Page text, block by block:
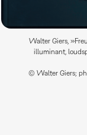
Walter Giers,
illuminant,
© Walter Giers;